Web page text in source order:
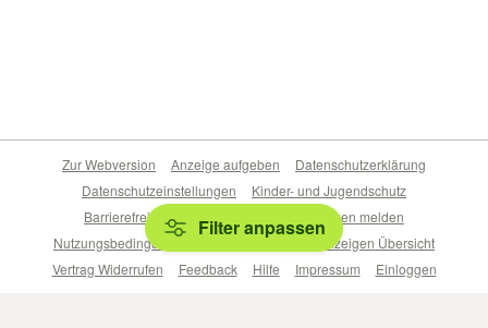
Filter anpassen
Zur Webversion Anzeige aufgeben
Datenschutzerklärung
Datenschutzeinstellungen
Kinder- und Jugendschutz
Barrierefreiheitserklärung
Sicherheitslücken melden
Nutzungsbedingungen
Beliebte Suchen
Anzeigen Übersicht
Vertrag Widerrufen
Feedback Hilfe Impressum Einloggen